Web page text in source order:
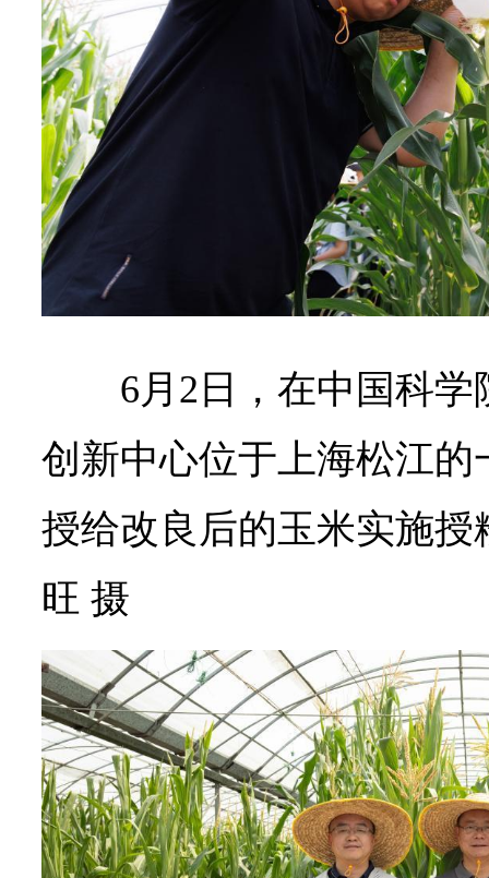
6月2日，在中国科
创新中心位于上海松江
授给改良后的玉米实施授
旺 摄